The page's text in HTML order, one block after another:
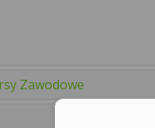
Zawodowe